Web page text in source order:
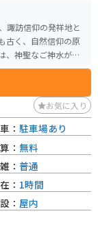
諏訪信仰の発祥地と
古く、自然信仰の原
、神聖なご神水が湧
、静かで落ち着いた
観光スポットやグル
の観光客が訪れま
社上社前宮は、長野
お気に入り
： 駐車場あり
： 無料
： 普通
： 1時間
： 屋内